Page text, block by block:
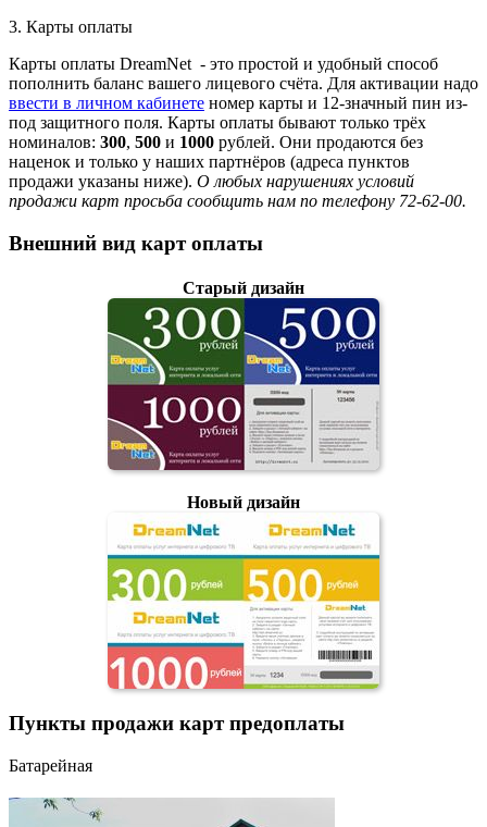
3. Карты оплаты
Карты оплаты DreamNet - это простой и удобный способ
пополнить баланс вашего лицевого счёта. Для активации надо
ввести в личном кабинете номер карты и 12-значный пин из-
под защитного поля. Карты оплаты бывают только трёх
номиналов: 300, 500 и 1000 рублей. Они продаются без
наценок и только у наших партнёров (адреса пунктов
продажи указаны ниже). О любых нарушениях условий
продажи карт просьба сообщить нам по телефону 72-62-00.
Внешний вид карт оплаты
Старый дизайн
Новый дизайн
Пункты продажи карт предоплаты
Батарейная